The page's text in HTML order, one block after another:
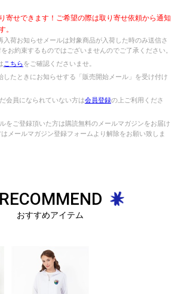
寄せできます！ご希望の際は取り寄せ依頼から通知
。
入荷お知らせメールは対象商品が入荷した時のみ送信さ
お約束するものではございませんのでご了承ください。
こちらをご確認くださいませ。
したときにお知らせする「販売開始メール」を受け付け
会員になられていない方は会員登録の上ご利用くださ
をご登録頂いた方は購読無料のメールマガジンをお届け
メールマガジン登録フォームより解除をお願い致しま
RECOMMEND
おすすめアイテム